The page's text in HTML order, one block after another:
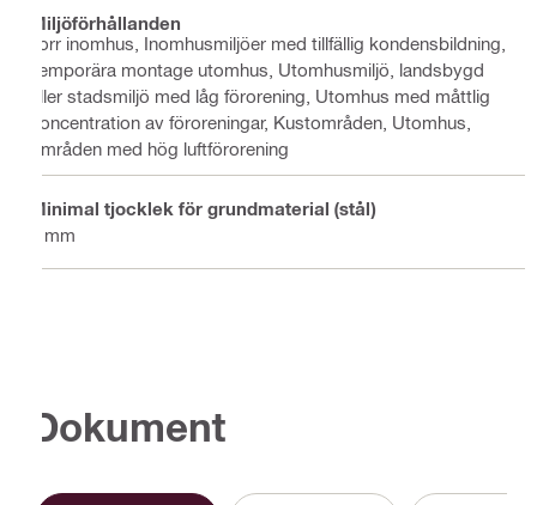
Miljöförhållanden
Torr inomhus, Inomhusmiljöer med tillfällig kondensbildning,
Temporära montage utomhus, Utomhusmiljö, landsbygd
eller stadsmiljö med låg förorening, Utomhus med måttlig
koncentration av föroreningar, Kustområden, Utomhus,
områden med hög luftförorening
Minimal tjocklek för grundmaterial (stål)
6 mm
Dokument